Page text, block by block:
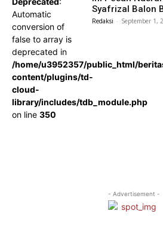
Automatic
conversion of
false to array is
deprecated in
/home/u3952357/public_html/
content/plugins/td-
cloud-
library/includes/tdb_module.php
on line 350
Syafrizal Balon
Redaksi - September 1,
- Advertisement -